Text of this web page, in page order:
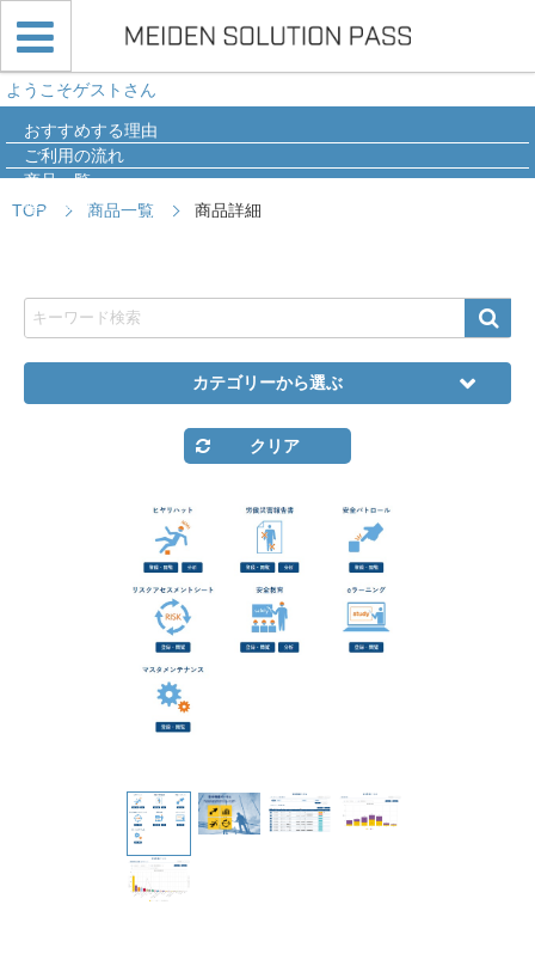
ようこそゲストさん
おすすめする理由
ご利用の流れ
商品一覧
導入事例
TOP 商品一覧 商品詳細
カテゴリーから選ぶ
クリア